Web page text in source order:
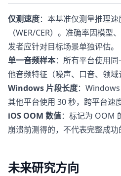
仅测速度：本基准仅测量推理
（WER/CER）。准确率因模
发者应针对目标场景单独评估。
单一音频样本：所有平台使用
他音频特征（噪声、口音、领域
Windows 片段长度：
其他平台使用 30 秒，跨平台速
iOS OOM 数值：标记为 OOM
崩溃前测得的，不代表完整成功
未来研究方向